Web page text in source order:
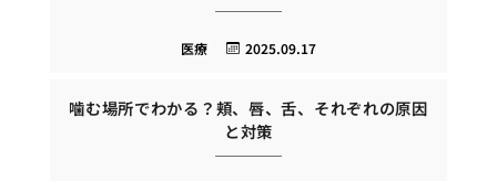
2025.09.17
医療
噛む場所でわかる？頬、唇、舌、それぞれの原因
と対策